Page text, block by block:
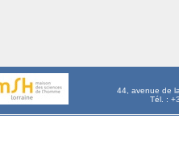
44, avenue de
Tél. :